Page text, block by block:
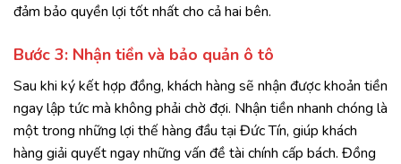
đảm bảo quyền lợi tốt nhất cho cả hai bên.
Bước 3: Nhận tiền và bảo quản ô tô
Sau khi ký kết hợp đồng, khách hàng sẽ nhận được khoản tiền
ngay lập tức mà không phải chờ đợi. Nhận tiền nhanh chóng là
một trong những lợi thế hàng đầu tại Đức Tín, giúp khách
hàng giải quyết ngay những vấn đề tài chính cấp bách. Đồng